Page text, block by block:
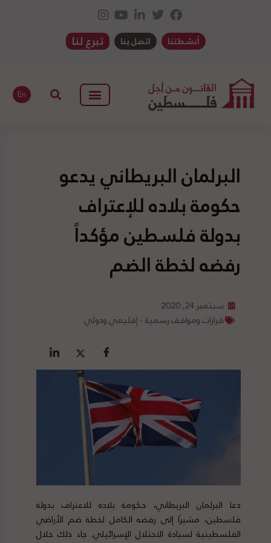
أنشطتنا اتصل بنا تبرع لنا
En
البرلمان البريطاني يدعو
حكومة بلاده للإعتراف
بدولة فلسطين مؤكداً
رفضه لخطة الضم
سبتمبر 24, 2020
قرارات ومواقف رسمية - إقليمي ودولي
دعا البرلمان البريطاني، حكومة بلاده للاعتراف بدولة
فلسطين، مشيرًا إلى رفضه الكامل لخطة ضم الأراضي
الفلسطينية لسيادة الاحتلال الإسرائيلي. جاء ذلك خلال